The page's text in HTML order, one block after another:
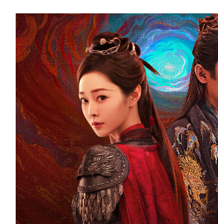
(C)BEIJING IQIYI SCIENCE & TECHNOLOGY CO., LTD.
(C)BEIJING IQIYI SCIENCE & TECHNOLOGY CO., LTD.